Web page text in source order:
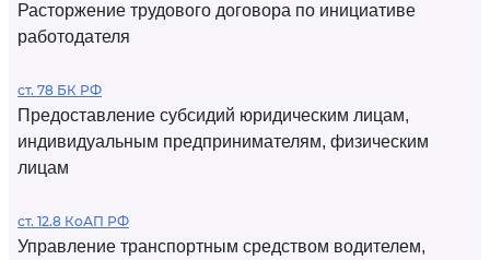
Расторжение трудового договора по инициативе
работодателя
ст. 78 БК РФ
Предоставление субсидий юридическим лицам,
индивидуальным предпринимателям, физическим
лицам
ст. 12.8 КоАП РФ
Управление транспортным средством водителем,